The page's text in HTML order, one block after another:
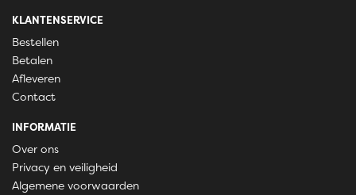
KLANTENSERVICE
Bestellen
Betalen
Afleveren
Contact
INFORMATIE
Over ons
Privacy en veiligheid
Algemene voorwaarden